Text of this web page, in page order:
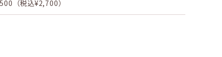
（税込¥2,700）